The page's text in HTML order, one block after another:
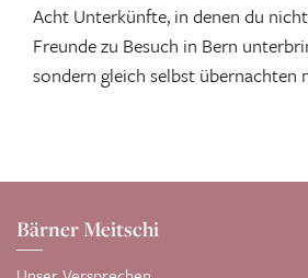
Acht Unterkünfte, in denen du
Freunde zu Besuch in Bern
sondern gleich selbst übernachten
Bärner Meitschi